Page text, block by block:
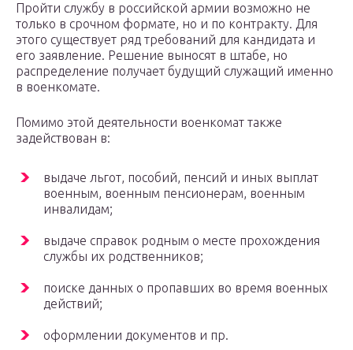
Пройти службу в российской армии возможно не
только в срочном формате, но и по контракту. Для
этого существует ряд требований для кандидата и
его заявление. Решение выносят в штабе, но
распределение получает будущий служащий именно
в военкомате.
Помимо этой деятельности военкомат также
задействован в:
выдаче льгот, пособий, пенсий и иных выплат
военным, военным пенсионерам, военным
инвалидам;
выдаче справок родным о месте прохождения
службы их родственников;
поиске данных о пропавших во время военных
действий;
оформлении документов и пр.